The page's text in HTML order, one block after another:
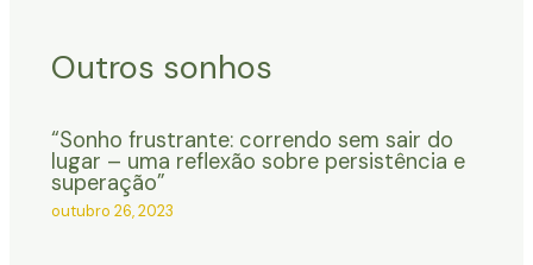
Outros sonhos
“Sonho frustrante: correndo sem sair do
lugar – uma reflexão sobre persistência e
superação”
outubro 26, 2023